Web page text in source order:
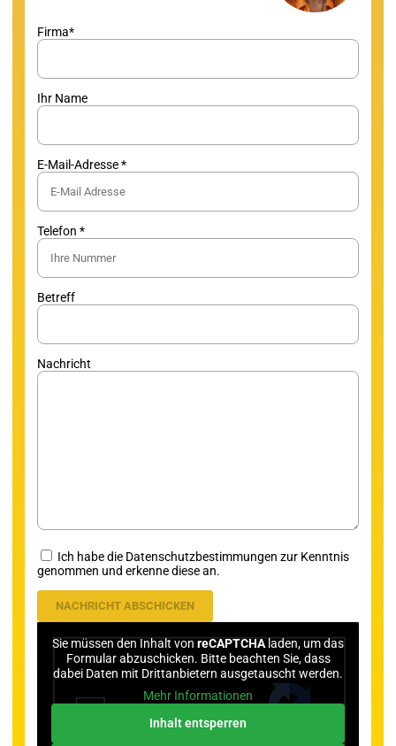
Firma*
Ihr Name
E-Mail-Adresse *
Telefon *
Betreff
Nachricht
Ich habe die Datenschutzbestimmungen zur Kenntnis
genommen und erkenne diese an.
Sie müssen den Inhalt von reCAPTCHA laden, um das
Formular abzuschicken. Bitte beachten Sie, dass
dabei Daten mit Drittanbietern ausgetauscht werden.
Mehr Informationen
Inhalt entsperren